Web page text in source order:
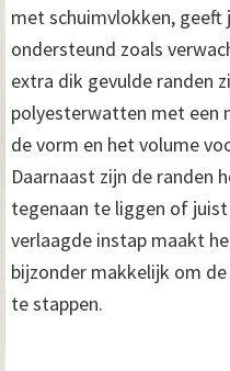
met schuimvlokken,
ondersteund zoals
extra dik gevulde randen
polyesterwatten met een
de vorm en het volume
Daarnaast zijn de randen
tegenaan te liggen of
verlaagde instap maakt
bijzonder makkelijk om
te stappen.